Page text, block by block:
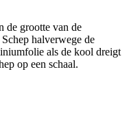
de grootte van de
halverwege de
als de kool dreigt
op een schaal.